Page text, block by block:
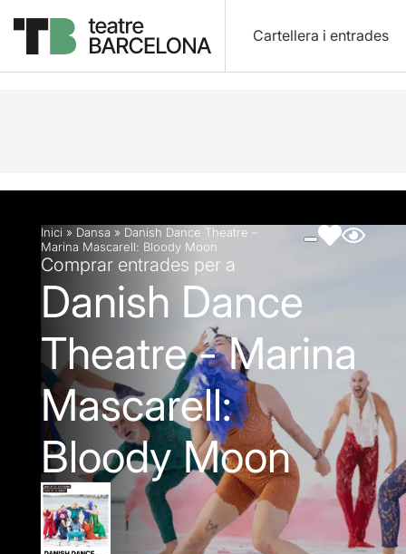
Cartellera i entrades
Descripció Fitxa artística Fotos i vídeos
Inici » Dansa » Danish Dance Theatre –
Marina Mascarell: Bloody Moon
Comprar entrades per a
Danish Dance
Theatre - Marina
Mascarell:
Bloody Moon